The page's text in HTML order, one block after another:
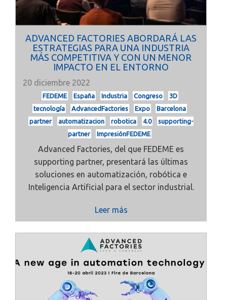
ADVANCED FACTORIES ABORDARÁ LAS
ESTRATEGIAS PARA UNA INDUSTRIA
MÁS COMPETITIVA Y CON UN MENOR
IMPACTO EN EL ENTORNO
20 diciembre 2022
FEDEME España Industria Congreso
3D
tecnología
AdvancedFactories Expo
Barcelona
partner
automatizacion robotica 4.0
supporting-
partner
ImpresiónFEDEME
Advanced Factories, del que FEDEME es
supporting partner, presentará las últimas
soluciones en automatización, robótica e
Inteligencia Artificial para el sector industrial.
Leer más